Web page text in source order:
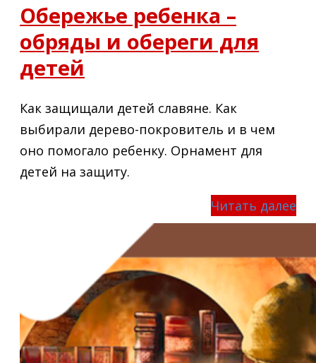
Обережье ребенка –
обряды и обереги для
детей
Как защищали детей славяне. Как
выбирали дерево-покровитель и в чем
оно помогало ребенку. Орнамент для
детей на защиту.
Читать далее